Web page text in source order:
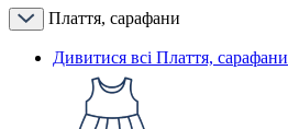
Плаття, сарафани
Дивитися всі Плаття, сарафани